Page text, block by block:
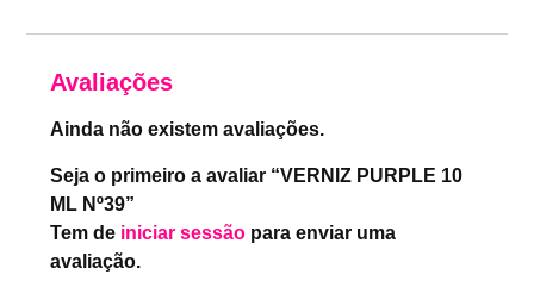
Avaliações
Ainda não existem avaliações.
Seja o primeiro a avaliar “VERNIZ PURPLE 10
ML Nº39”
Tem de iniciar sessão para enviar uma
avaliação.